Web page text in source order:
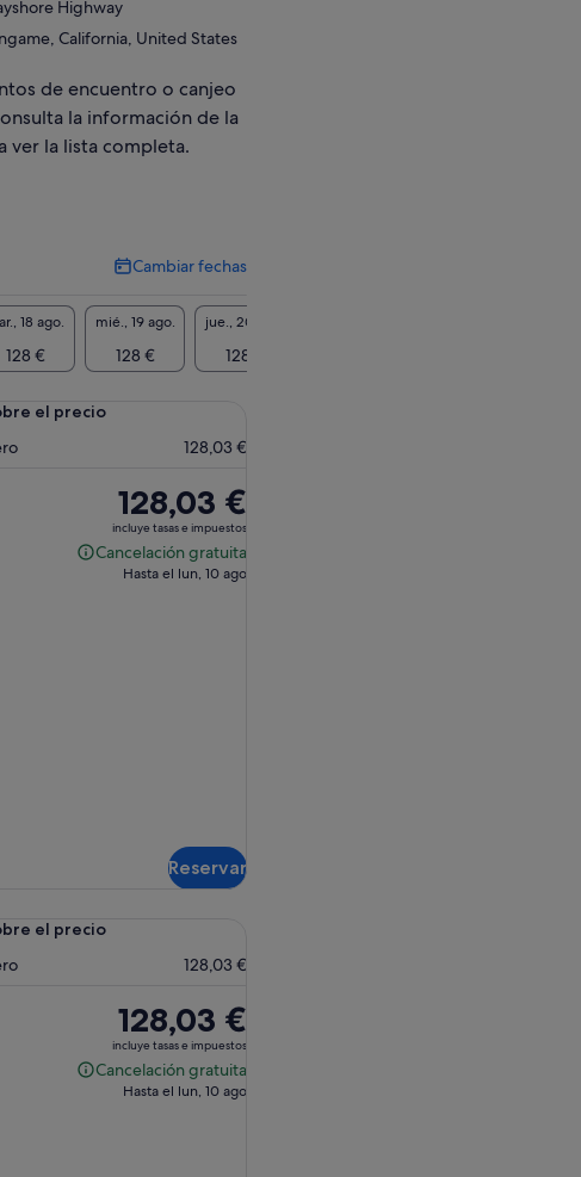
Highway
California, United States
de encuentro o canjeo
la información de la
ver la lista completa.
Cambiar fechas
Cambiar
18 ago.
128 €
mié., 19 ago.
128 €
jue., 20 ago.
128 €
el precio
128,03 €
El
precio
es
de
128,03 €
incluye tasas e impuestos
Cancelación gratuita
Cancelación
Hasta el lun, 10 ago
Reservar
el precio
128,03 €
El
precio
es
de
128,03 €
incluye tasas e impuestos
Cancelación gratuita
Cancelación
Hasta el lun, 10 ago